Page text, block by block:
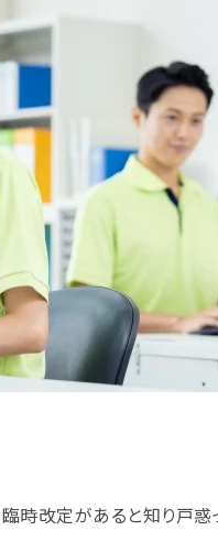
時改定があると知り戸惑